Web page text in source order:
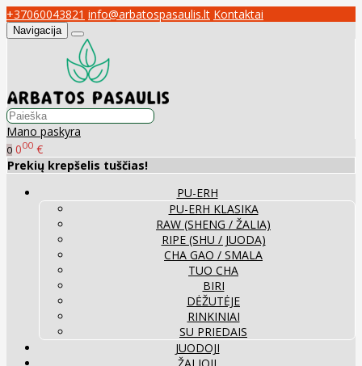
+37060043821 info@arbatospasaulis.lt Kontaktai
Navigacija
Mano paskyra
0 000 €
Prekių krepšelis tuščias!
PU-ERH
PU-ERH KLASIKA
RAW (SHENG / ŽALIA)
RIPE (SHU / JUODA)
CHA GAO / SMALA
TUO CHA
BIRI
DĖŽUTĖJE
RINKINIAI
SU PRIEDAIS
JUODOJI
ŽALIOJI